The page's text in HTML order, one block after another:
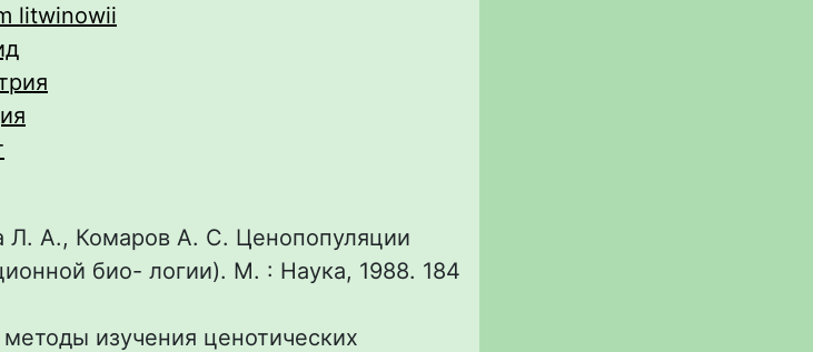
litwinowii
Л. А., Комаров А. С. Ценопопуляции
био- логии). М. : Наука, 1988. 184
изучения ценотических